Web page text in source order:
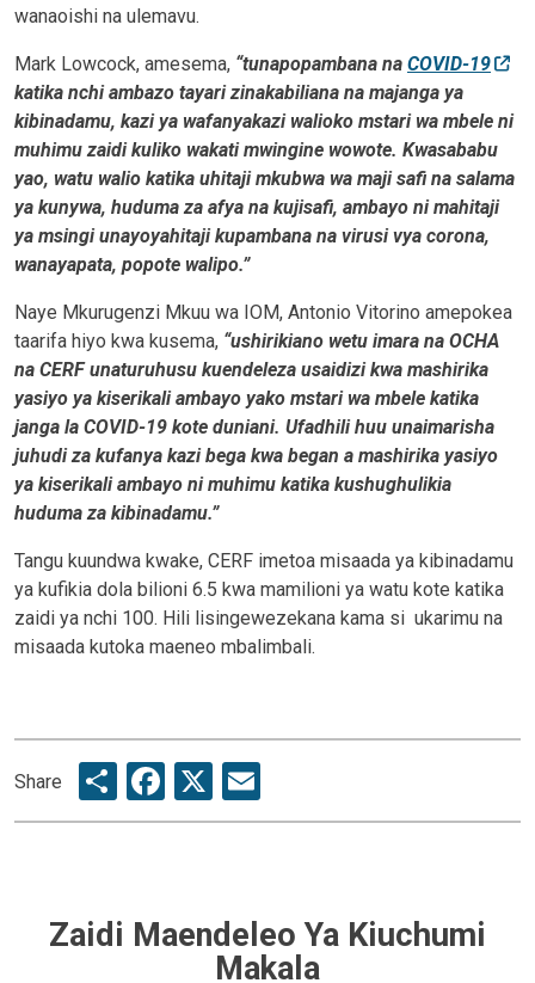
wanaoishi na ulemavu.
Mark Lowcock, amesema, “tunapopambana na COVID-19
katika nchi ambazo tayari zinakabiliana na majanga ya
kibinadamu, kazi ya wafanyakazi walioko mstari wa mbele ni
muhimu zaidi kuliko wakati mwingine wowote. Kwasababu
yao, watu walio katika uhitaji mkubwa wa maji safi na salama
ya kunywa, huduma za afya na kujisafi, ambayo ni mahitaji
ya msingi unayoyahitaji kupambana na virusi vya corona,
wanayapata, popote walipo.”
Naye Mkurugenzi Mkuu wa IOM, Antonio Vitorino amepokea
taarifa hiyo kwa kusema, “ushirikiano wetu imara na OCHA
na CERF unaturuhusu kuendeleza usaidizi kwa mashirika
yasiyo ya kiserikali ambayo yako mstari wa mbele katika
janga la COVID-19 kote duniani. Ufadhili huu unaimarisha
juhudi za kufanya kazi bega kwa began a mashirika yasiyo
ya kiserikali ambayo ni muhimu katika kushughulikia
huduma za kibinadamu.”
Tangu kuundwa kwake, CERF imetoa misaada ya kibinadamu
ya kufikia dola bilioni 6.5 kwa mamilioni ya watu kote katika
zaidi ya nchi 100. Hili lisingewezekana kama si ukarimu na
misaada kutoka maeneo mbalimbali.
Share ShareFacebook
X
Zaidi Maendeleo Ya Kiuchumi
Makala